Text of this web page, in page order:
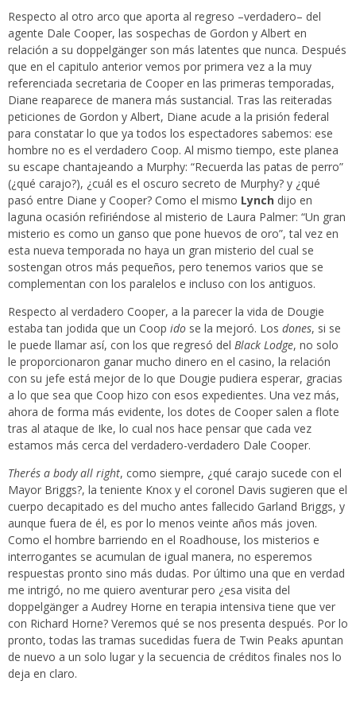
Respecto al otro arco que aporta al regreso –verdadero– del
agente Dale Cooper, las sospechas de Gordon y Albert en
relación a su doppelgänger son más latentes que nunca. Después
que en el capitulo anterior vemos por primera vez a la muy
referenciada secretaria de Cooper en las primeras temporadas,
Diane reaparece de manera más sustancial. Tras las reiteradas
peticiones de Gordon y Albert, Diane acude a la prisión federal
para constatar lo que ya todos los espectadores sabemos: ese
hombre no es el verdadero Coop. Al mismo tiempo, este planea
su escape chantajeando a Murphy: “Recuerda las patas de perro”
(¿qué carajo?), ¿cuál es el oscuro secreto de Murphy? y ¿qué
pasó entre Diane y Cooper? Como el mismo Lynch dijo en
laguna ocasión refiriéndose al misterio de Laura Palmer: “Un gran
misterio es como un ganso que pone huevos de oro”, tal vez en
esta nueva temporada no haya un gran misterio del cual se
sostengan otros más pequeños, pero tenemos varios que se
complementan con los paralelos e incluso con los antiguos.
Respecto al verdadero Cooper, a la parecer la vida de Dougie
estaba tan jodida que un Coop ido se la mejoró. Los dones, si se
le puede llamar así, con los que regresó del Black Lodge, no solo
le proporcionaron ganar mucho dinero en el casino, la relación
con su jefe está mejor de lo que Dougie pudiera esperar, gracias
a lo que sea que Coop hizo con esos expedientes. Una vez más,
ahora de forma más evidente, los dotes de Cooper salen a flote
tras al ataque de Ike, lo cual nos hace pensar que cada vez
estamos más cerca del verdadero-verdadero Dale Cooper.
There´s a body all right, como siempre, ¿qué carajo sucede con el
Mayor Briggs?, la teniente Knox y el coronel Davis sugieren que el
cuerpo decapitado es del mucho antes fallecido Garland Briggs, y
aunque fuera de él, es por lo menos veinte años más joven.
Como el hombre barriendo en el Roadhouse, los misterios e
interrogantes se acumulan de igual manera, no esperemos
respuestas pronto sino más dudas. Por último una que en verdad
me intrigó, no me quiero aventurar pero ¿esa visita del
doppelgänger a Audrey Horne en terapia intensiva tiene que ver
con Richard Horne? Veremos qué se nos presenta después. Por lo
pronto, todas las tramas sucedidas fuera de Twin Peaks apuntan
de nuevo a un solo lugar y la secuencia de créditos finales nos lo
deja en claro.